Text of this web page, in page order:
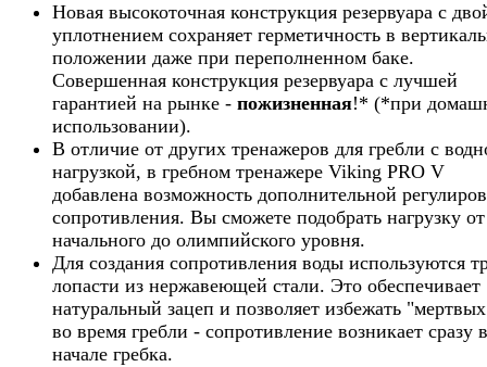
Новая высокоточная конструкция резервуара с
уплотнением сохраняет герметичность в
положении даже при переполненном баке.
Совершенная конструкция резервуара с лучшей
гарантией на рынке - пожизненная!* (*при
использовании).
В отличие от других тренажеров для гребли с
нагрузкой, в гребном тренажере Viking PRO V
добавлена возможность дополнительной
сопротивления. Вы сможете подобрать нагрузку от
начального до олимпийского уровня.
Для создания сопротивления воды используются
лопасти из нержавеющей стали. Это обеспечивает
натуральный зацеп и позволяет избежать
во время гребли - сопротивление возникает сразу в
начале гребка.